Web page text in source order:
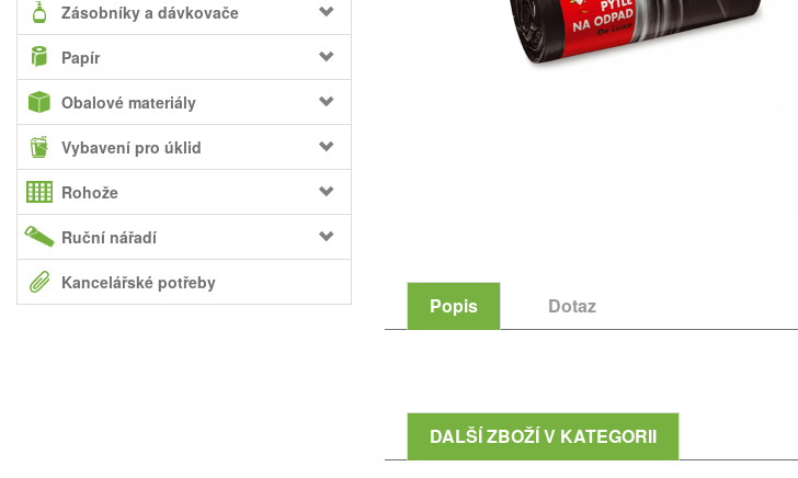
Zásobníky a dávkovače
Papír
Obalové materiály
Vybavení pro úklid
Rohože
Ruční nářadí
Kancelářské potřeby
Popis Dotaz
DALŠÍ ZBOŽÍ V KATEGORII